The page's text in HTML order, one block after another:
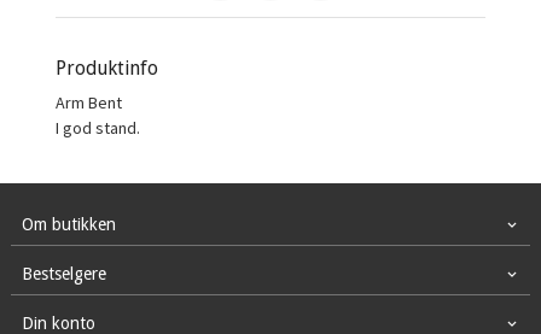
Produktinfo
Arm Bent
I god stand.
Om butikken
Bestselgere
Din konto